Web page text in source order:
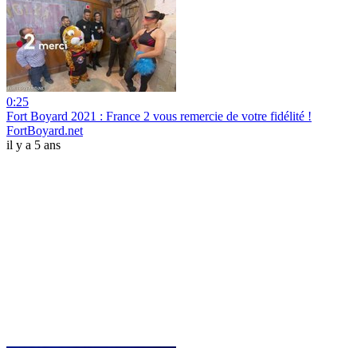
0:25
Fort Boyard 2021 : France 2 vous remercie de votre fidélité !
FortBoyard.net
il y a 5 ans